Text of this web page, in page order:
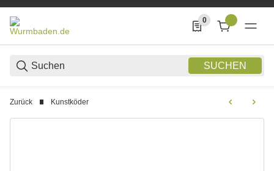
SUCHEN
0
0 Produkte in der
Zurück Kunstköder